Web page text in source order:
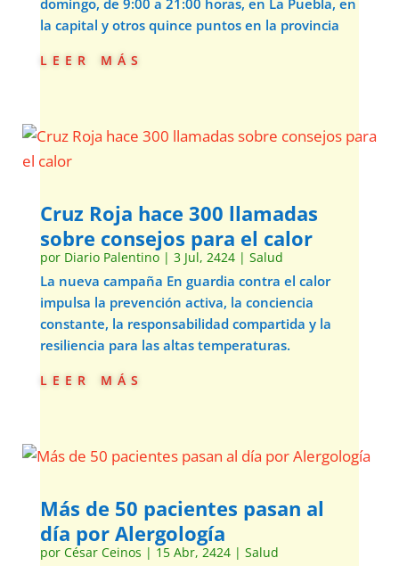
domingo, de 9:00 a 21:00 horas, en La Puebla, en
la capital y otros quince puntos en la provincia
leer más
Cruz Roja hace 300 llamadas
sobre consejos para el calor
por Diario Palentino| 3 Jul, 2424| Salud
La nueva campaña En guardia contra el calor
impulsa la prevención activa, la conciencia
constante, la responsabilidad compartida y la
resiliencia para las altas temperaturas.
leer más
Más de 50 pacientes pasan al
día por Alergología
por César Ceinos | 15 Abr, 2424| Salud